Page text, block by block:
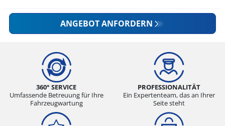
ANGEBOT ANFORDERN
360° SERVICE
Umfassende Betreuung für Ihre
Fahrzeugwartung
PROFESSIONALITÄT
Ein Expertenteam, das an Ihrer
Seite steht